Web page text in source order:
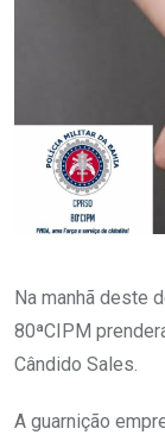
Na manhã deste
80ªCIPM
Cândido Sales.
A guarnição